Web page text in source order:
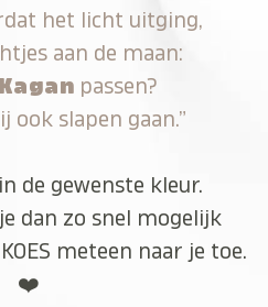
het licht uitging,
aan de maan:
Kagan passen?
ook slapen gaan.”
de gewenste kleur.
dan zo snel mogelijk
meteen naar je toe.
❤️